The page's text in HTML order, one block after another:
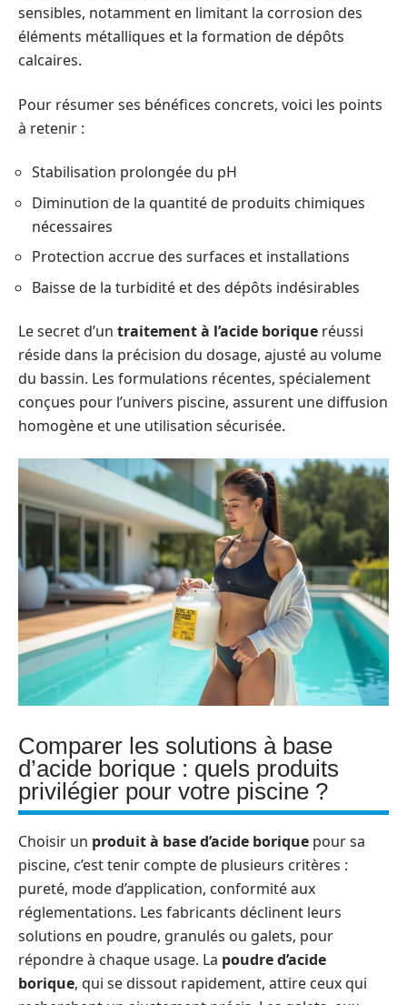
sensibles, notamment en limitant la corrosion des
éléments métalliques et la formation de dépôts
calcaires.
Pour résumer ses bénéfices concrets, voici les points
à retenir :
Stabilisation prolongée du pH
Diminution de la quantité de produits chimiques
nécessaires
Protection accrue des surfaces et installations
Baisse de la turbidité et des dépôts indésirables
Le secret d’un traitement à l’acide borique réussi
réside dans la précision du dosage, ajusté au volume
du bassin. Les formulations récentes, spécialement
conçues pour l’univers piscine, assurent une diffusion
homogène et une utilisation sécurisée.
Comparer les solutions à base
d’acide borique : quels produits
privilégier pour votre piscine ?
Choisir un produit à base d’acide borique pour sa
piscine, c’est tenir compte de plusieurs critères :
pureté, mode d’application, conformité aux
réglementations. Les fabricants déclinent leurs
solutions en poudre, granulés ou galets, pour
répondre à chaque usage. La poudre d’acide
borique, qui se dissout rapidement, attire ceux qui